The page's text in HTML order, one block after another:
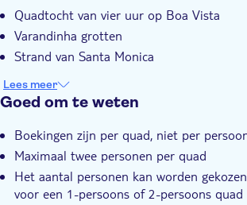
E-Voucher
Hotel pick-up
Quadtocht van vier uur op Boa Vista
Varandinha grotten
Strand van Santa Monica
Lees meer
Goed om te weten
Boekingen zijn per quad, niet per
Maximaal twee personen per quad
Het aantal personen kan worden
voor een 1-persoons of 2-persoons quad